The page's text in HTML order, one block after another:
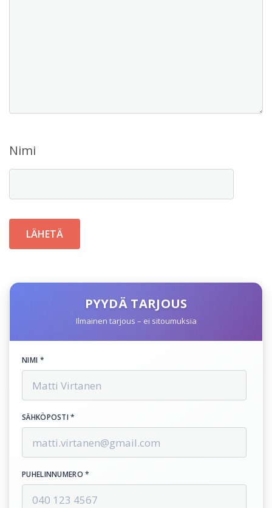
Nimi
PYYDÄ TARJOUS
Ilmainen tarjous – ei sitoumuksia
NIMI *
SÄHKÖPOSTI *
PUHELINNUMERO *